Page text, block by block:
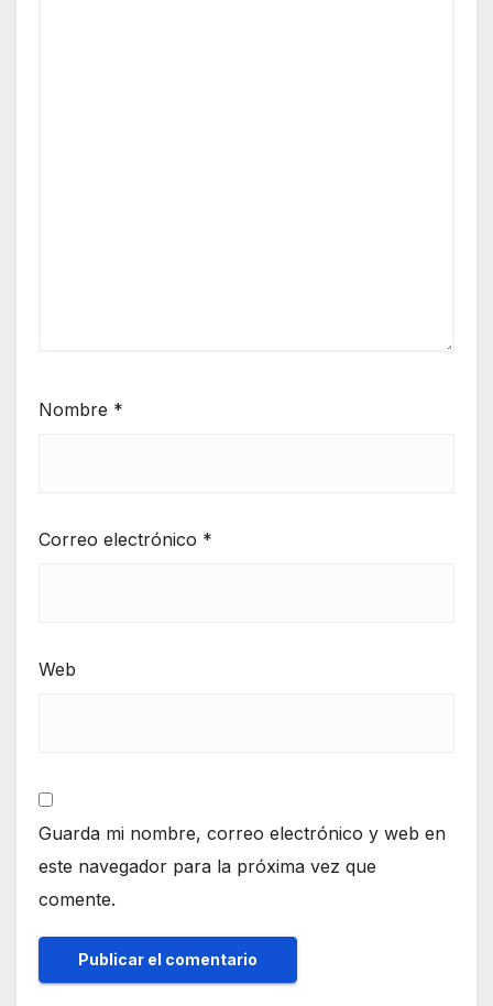
Nombre *
Correo electrónico *
Web
Guarda mi nombre, correo electrónico y web en
este navegador para la próxima vez que
comente.